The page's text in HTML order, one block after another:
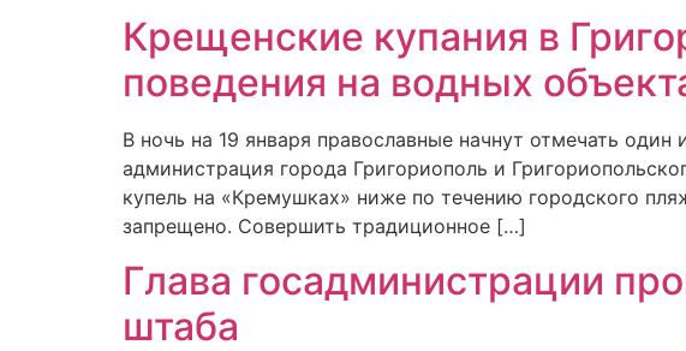
Крещенские купания в
поведения на водных
В ночь на 19 января православные начнут отмечать
администрация города Григориополь и
купель на «Кремушках» ниже по течению городского
запрещено. Совершить традиционное […]
Глава госадминистрации
штаба